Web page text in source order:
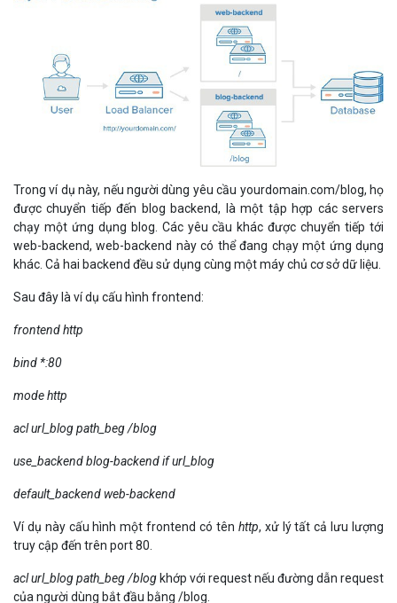
Trong ví dụ này, nếu người dùng yêu cầu yourdomain.com/blog, họ
được chuyển tiếp đến blog backend, là một tập hợp các servers
chạy một ứng dụng blog. Các yêu cầu khác được chuyển tiếp tới
web-backend, web-backend này có thể đang chạy một ứng dụng
khác. Cả hai backend đều sử dụng cùng một máy chủ cơ sở dữ liệu.
Sau đây là ví dụ cấu hình frontend:
frontend http
bind *:80
mode http
acl url_blog path_beg /blog
use_backend blog-backend if url_blog
default_backend web-backend
Ví dụ này cấu hình một frontend có tên http, xử lý tất cả lưu lượng
truy cập đến trên port 80.
acl url_blog path_beg /blog khớp với request nếu đường dẫn request
của người dùng bắt đầu bằng /blog.